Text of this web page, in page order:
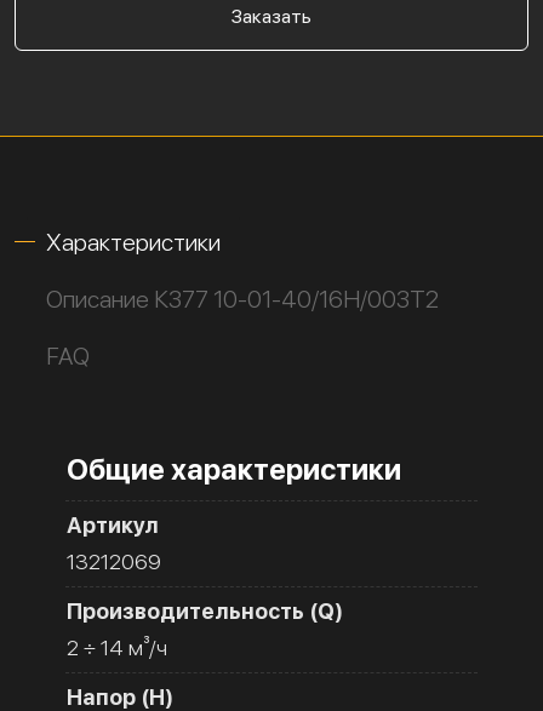
Заказать
Характеристики
Описание К377 10-01-40/16Н/003Т2
FAQ
Общие характеристики
Артикул
13212069
Производительность (Q)
2 ÷ 14 м³/ч
Напор (H)